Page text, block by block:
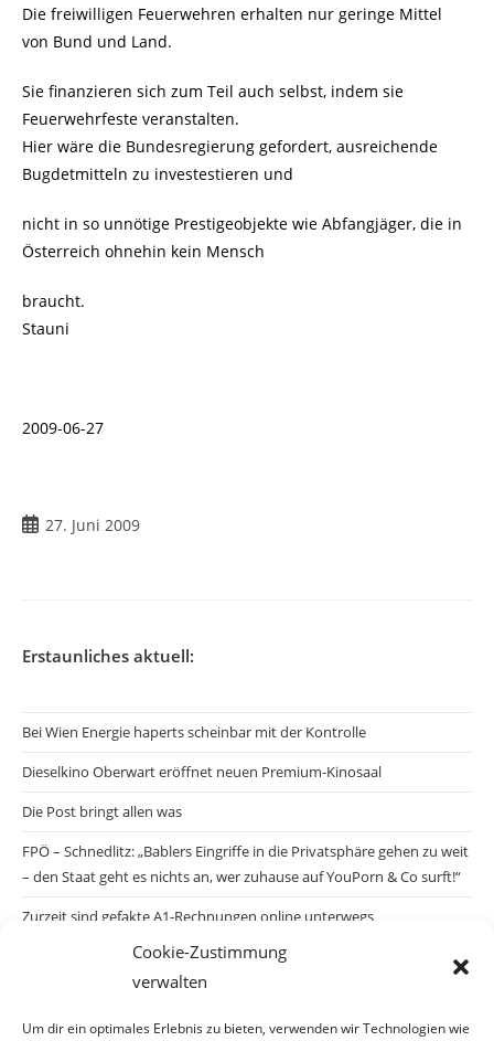
Cookie-Zustimmung
verwalten
Um dir ein optimales Erlebnis zu bieten, verwenden wir Technologien wie
Die freiwilligen Feuerwehren erhalten nur geringe Mittel
von Bund und Land.
Sie finanzieren sich zum Teil auch selbst, indem sie
Feuerwehrfeste veranstalten.
Hier wäre die Bundesregierung gefordert, ausreichende
Bugdetmitteln zu investestieren und
nicht in so unnötige Prestigeobjekte wie Abfangjäger, die in
Österreich ohnehin kein Mensch
braucht.
Stauni
2009-06-27
Beitrag
27. Juni 2009
Erstaunliches aktuell:
Bei Wien Energie haperts scheinbar mit der Kontrolle
Dieselkino Oberwart eröffnet neuen Premium-Kinosaal
Die Post bringt allen was
FPÖ – Schnedlitz: „Bablers Eingriffe in die Privatsphäre gehen zu weit
– den Staat geht es nichts an, wer zuhause auf YouPorn & Co surft!“
Zurzeit sind gefakte A1-Rechnungen online unterwegs
Salzburgs Juden und ihre Sicherheit: „Erst nach einem Anschlag wäre
die Gefahr endlich konkret!“
Biologisches Wunder in Ceuta